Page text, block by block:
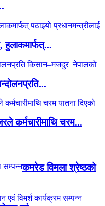
कर्मचारीमाथि चरम...
कमरेड विमला श्रेष्ठको